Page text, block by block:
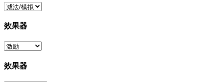
效果器
效果器